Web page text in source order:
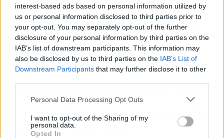
interest-based ads based on personal information utilized by
us or personal information disclosed to third parties prior to
your opt-out. You may separately opt-out of the further
disclosure of your personal information by third parties on the
IAB’s list of downstream participants. This information may
also be disclosed by us to third parties on the IAB’s List of
Downstream Participants that may further disclose it to other
Personal Data Processing Opt Outs
I want to opt-out of the Sharing of my
personal data.
Opted In
Aquí en la redacción pensamos que esta
hiperpersonalización es un arma de doble filo.
Por un lado, puede fortalecer la relación entre
un creador y su comunidad si los mensajes
patrocinados llegan en el momento justo y con
un bucle de anuncios diseñados para no fallar
nunca, vaciando de sorpresa y autenticidad el
contenido que consumimos a diario.